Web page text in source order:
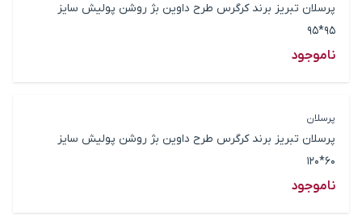
پرسلان تبریز برند کرگرس طرح داوین بژ روشن پولیش سایز
95*95
ناموجود
پرسلان
پرسلان تبریز برند کرگرس طرح داوین بژ روشن پولیش سایز
60*120
ناموجود